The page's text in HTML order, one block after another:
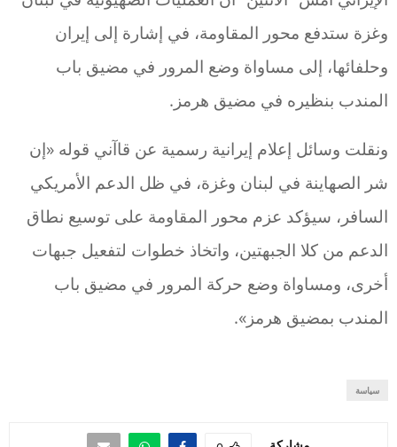
وغزة ستدفع محور المقاومة، في إشارة إلى إيران
وحلفائها، إلى مساواة وضع المرور في مضيق باب
المندب بنظيره في مضيق هرمز.
ونقلت وسائل إعلام إيرانية رسمية عن قاآني قوله «إن
شر الصهاينة في لبنان وغزة، في ظل الدعم الأمريكي
السافر، سيؤكد عزم محور المقاومة على توسيع نطاق
الدعم من كلا الجبهتين، واتخاذ خطوات لتفعيل جبهات
أخرى، ومساواة وضع حركة المرور في مضيق باب
المندب بمضيق هرمز».
سياسة